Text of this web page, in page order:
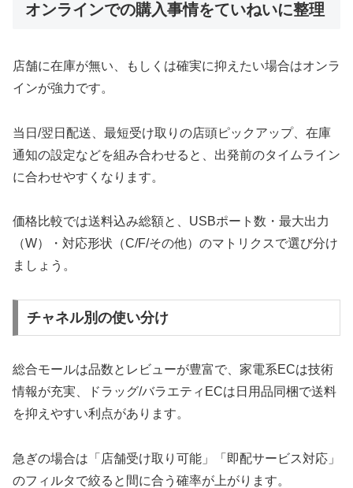
オンラインでの購入事情をていねいに整理
店舗に在庫が無い、もしくは確実に抑えたい場合はオンラ
インが強力です。
当日/翌日配送、最短受け取りの店頭ピックアップ、在庫
通知の設定などを組み合わせると、出発前のタイムライン
に合わせやすくなります。
価格比較では送料込み総額と、USBポート数・最大出力
（W）・対応形状（C/F/その他）のマトリクスで選び分け
ましょう。
チャネル別の使い分け
総合モールは品数とレビューが豊富で、家電系ECは技術
情報が充実、ドラッグ/バラエティECは日用品同梱で送料
を抑えやすい利点があります。
急ぎの場合は「店舗受け取り可能」「即配サービス対応」
のフィルタで絞ると間に合う確率が上がります。